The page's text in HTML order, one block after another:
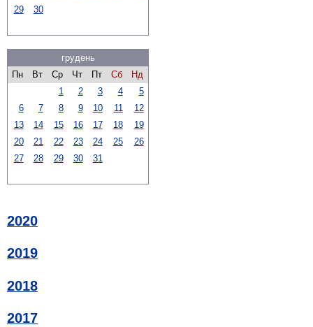
29
30
грудень
Пн
Вт Ср Чт Пт Сб
Нд
1
2 3 4
5
6
7 8 9 10 11
12
13
14 15 16 17 18
19
20
21 22 23 24 25
26
27
28 29 30 31
2020
2019
2018
2017